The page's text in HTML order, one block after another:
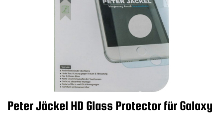
Peter Jäckel HD Glass Protector für Galaxy